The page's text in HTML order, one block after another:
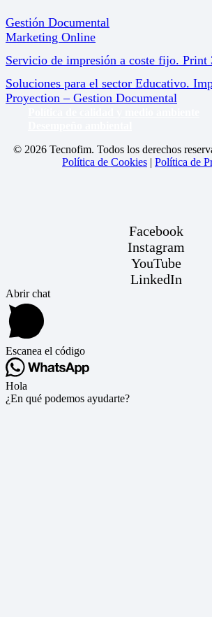
Gestión Documental
Marketing Online
Servicio de impresión a coste fijo. Print
Soluciones para el sector Educativo.
Proyection – Gestion Documental
© 2026 Tecnofim. Todos los derechos
Política de Cookies | Política de
Facebook
Instagram
YouTube
LinkedIn
Abrir chat
Escanea el código
Hola
¿En qué podemos ayudarte?